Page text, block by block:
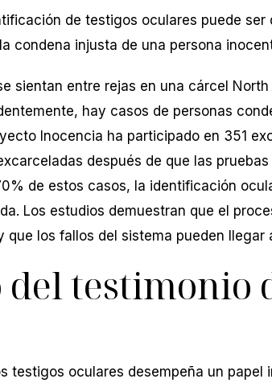
de testigos oculares puede
condena injusta de una persona
sientan entre rejas en una cárcel
hay casos de personas
Inocencia ha participado en 351
después de que las
de estos casos, la identificación
Los estudios demuestran que el
que los fallos del sistema pueden llegar
del testimonio
testigos oculares desempeña un
¡Desde el momento en que llamé a la
de abogados Steven T. Meier sentí que
asunto legal era urgente y fue tratado
como tal! La verdad es que el servicio